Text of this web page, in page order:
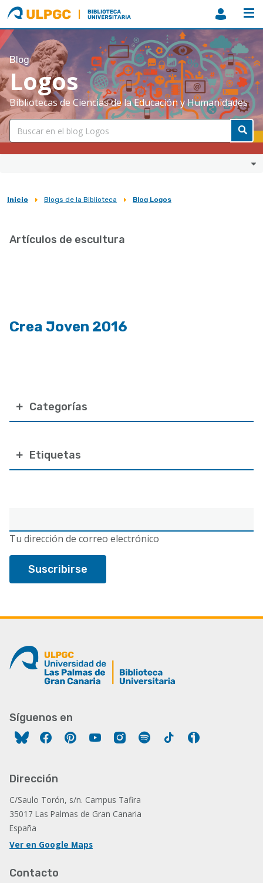
ULPGC
Biblioteca
ULPGC
Blog
Logos
Bibliotecas de Ciencias de la Educación y Humanidades
Sobrescribir
de
navegación
Inicio Blogs de la Biblioteca Blog Logos
electrónico
Tu dirección de correo electrónico
Categorías
Etiquetas
Artículos de escultura
Crea Joven 2016
Síguenos en
FacebookPinterestYouTubeInstagram
Spotify Tiktok
Dirección
C/Saulo Torón, s/n. Campus Tafira
35017 Las Palmas de Gran Canaria
España
Ver en Google Maps
Contacto